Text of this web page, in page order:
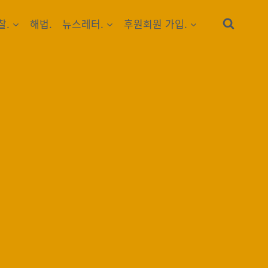
. 해법. 뉴스레터. 후원회원 가입.